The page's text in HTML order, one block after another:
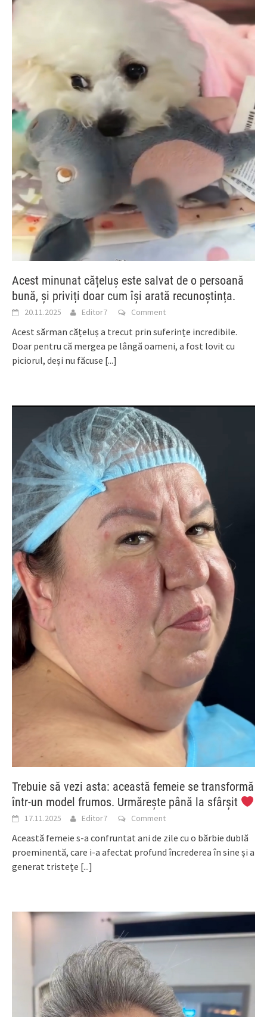
Acest minunat cățeluș este salvat de o persoană
bună, și priviți doar cum își arată recunoștința.
20.11.2025 Editor7 Comment
Acest sărman cățeluș a trecut prin suferințe incredibile.
Doar pentru că mergea pe lângă oameni, a fost lovit cu
piciorul, deși nu făcuse [...]
Trebuie să vezi asta: această femeie se transformă
într-un model frumos. Urmărește până la sfârșit
17.11.2025 Editor7 Comment
Această femeie s-a confruntat ani de zile cu o bărbie dublă
proeminentă, care i-a afectat profund încrederea în sine și a
generat tristețe [...]